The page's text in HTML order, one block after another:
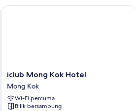
iclub
Mong
Kok
Hotel
Mong
iclub Mong Kok Hotel
Mong Kok
Wi-Fi percuma
Bilik bersambung
iclub Mong Kok Hotel